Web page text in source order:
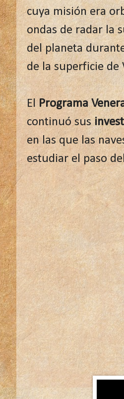
cuya misión era
ondas de radar la
del planeta
de la superficie de
ElPrograma
continuó sus
en las que las
estudiar el paso